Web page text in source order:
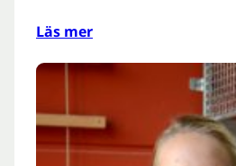
Läs mer